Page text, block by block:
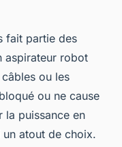
fait partie des
aspirateur robot
ou les
ou ne cause
la puissance en
atout de choix.